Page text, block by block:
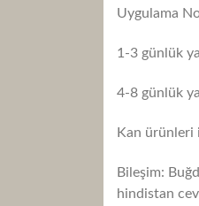
Uygulama
1-3 günlük
4-8 günlük
Kan ürünleri
Bileşim:
hindistan